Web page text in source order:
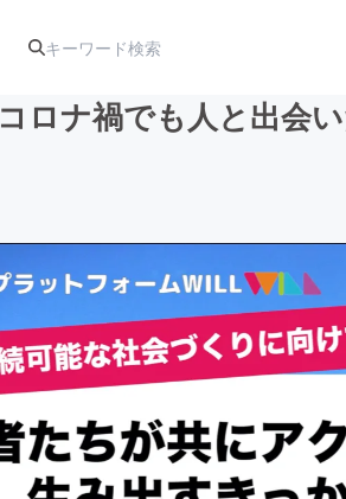
アート・写真
テクノロジー・ガジェット
映像・映画
ビジネス・起業
コロナ禍でも人と出会